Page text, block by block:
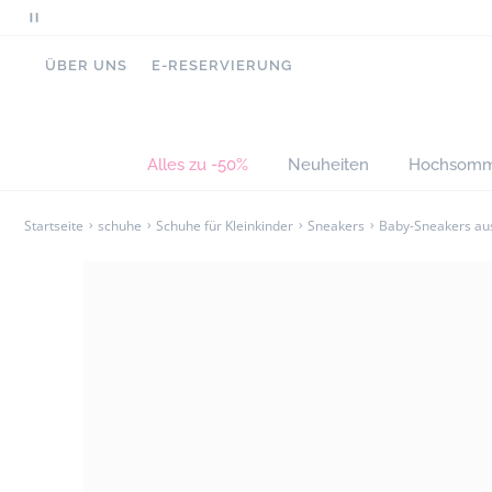
Scrollende
Nachrichten
anhalten
ÜBER UNS E-RESERVIERUNG
Alles zu -50% Neuheiten
Startseite schuhe Schuhe für Kleinkinder Sneakers Baby-Sneakers
Klettriemens leicht anzuziehen sind, passen
-Rutschfeste Sohle